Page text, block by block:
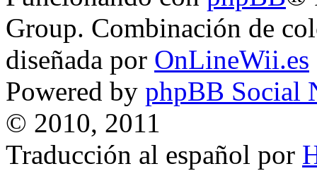
Group. Combinación de
diseñada por OnLineWii.es
Powered by phpBB Social
© 2010, 2011
Traducción al español por